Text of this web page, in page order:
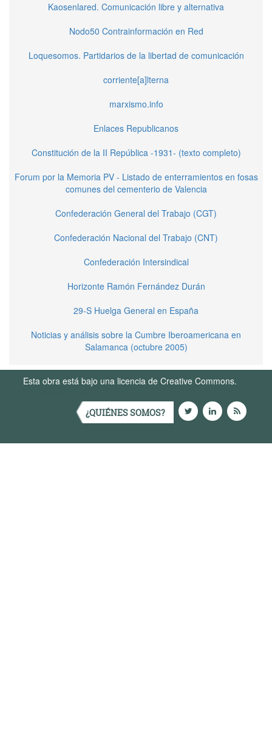
Kaosenlared. Comunicación libre y alternativa
Nodo50 Contrainformación en Red
Loquesomos. Partidarios de la libertad de comunicación
corriente[a]lterna
marxismo.info
Enlaces Republicanos
Constitución de la II República -1931- (texto completo)
Forum por la Memoria PV - Listado de enterramientos en fosas
comunes del cementerio de Valencia
Confederación General del Trabajo (CGT)
Confederación Nacional del Trabajo (CNT)
Confederación Intersindical
Horizonte Ramón Fernández Durán
29-S Huelga General en España
Noticias y análisis sobre la Cumbre Iberoamericana en
Salamanca (octubre 2005)
Esta obra está bajo una licencia de Creative Commons.
¿QUIÉNES SOMOS?